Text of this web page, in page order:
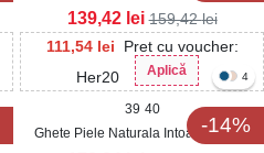
Delmy
111,54 lei
Pret cu voucher:
Her20
Aplică
139,42 lei 159,42lei
-14%
4
39 40
Ghete Piele Naturala Intoarsa dama